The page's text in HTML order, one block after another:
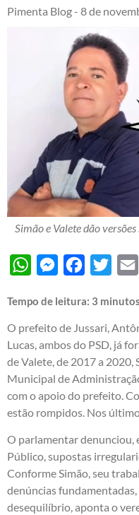
Pimenta Blog - 8 de
Simão e Valete dão
WhatsAppMessengerFacebook
Tempo de leitura: 3 minutos
O prefeito de Jussari,
Lucas, ambos do PSD, já
de Valete, de 2017 a 2020,
Municipal de
com o apoio do prefeito.
estão rompidos. Nos
O parlamentar denunciou,
Público, supostas
Conforme Simão, seu
denúncias
desequilíbrio, aponta o